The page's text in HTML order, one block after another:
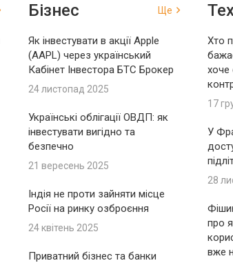
Бізнес Ще
Як інвестувати в акції Apple
(AAPL) через український
Кабінет Інвестора БТС Брокер
24 листопад 2025
Українські облігації ОВДП: як
інвестувати вигідно та
безпечно
21 вересень 2025
Індія не проти зайняти місце
Росії на ринку озброєння
24 квітень 2025
Приватний бізнес та банки
Хто
хоче
17
У
28
про
вже